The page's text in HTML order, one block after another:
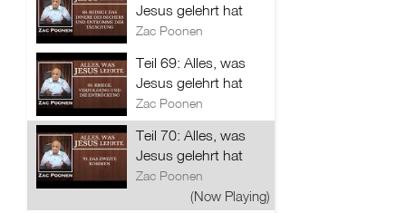
Jesus gelehrt hat
Zac Poonen
Teil 69: Alles, was
Jesus gelehrt hat
Zac Poonen
Teil 70: Alles, was
Jesus gelehrt hat
Zac Poonen
(Now Playing)